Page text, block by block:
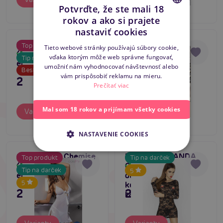
Top produkt
Tip na darček
Bestseller
Casmir KEA Chemise
(Black), priehľadná
erotická košieľka
Skladom
23,80 €
Varianty
5
Avanua DONNA
Chemise (Black)
Skladom
31,80 €
Varianty
Top produkt
Tip na darček
5
Casmir KEA Chemise
(White), priehľadná
erotická košieľka
Skladom
23,80 €
Tip na darček
5
Passion YOLANDA
CHEMISE čierna
dámska krajková
košieľka (košieľka +
tangá)
Skladom
23,80 €
CZECH
ENGLISH
Potvrďte, že ste mali 18
rokov a ako si prajete
nastaviť cookies
Tieto webové stránky používajú súbory cookie,
vďaka ktorým môže web správne fungovať,
umožniť nám vyhodnocovať návštevnosť alebo
vám prispôsobiť reklamu na mieru.
Prečítať viac
Mal som 18 rokov a prijímam všetky cookies
NASTAVENIE COOKIES